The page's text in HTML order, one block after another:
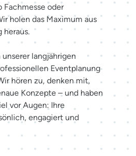
Fachmesse oder
holen das Maximum aus
heraus.
langjährigen
Eventplanung
hören zu, denken mit,
Konzepte – und haben
vor Augen: Ihre
engagiert und